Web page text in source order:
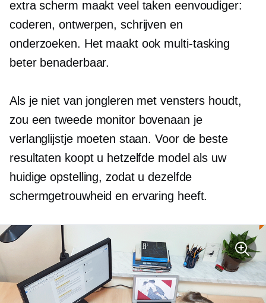
extra scherm maakt veel taken eenvoudiger:
coderen, ontwerpen, schrijven en
onderzoeken. Het maakt ook multi-tasking
beter benaderbaar.
Als je niet van jongleren met vensters houdt,
zou een tweede monitor bovenaan je
verlanglijstje moeten staan. Voor de beste
resultaten koopt u hetzelfde model als uw
huidige opstelling, zodat u dezelfde
schermgetrouwheid en ervaring heeft.